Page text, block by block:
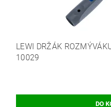
LEWI DRŽÁK
10029